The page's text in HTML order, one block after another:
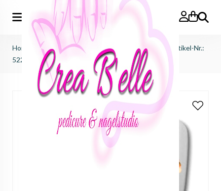
Zoeken
Home afprijzingen>sale waterdecals ink victus > Artikel-Nr.:
5226 - bloemen